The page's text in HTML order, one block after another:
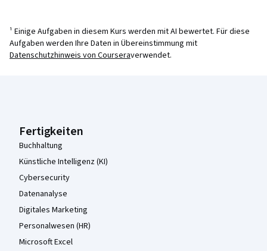
¹ Einige Aufgaben in diesem Kurs werden mit AI bewertet. Für diese
Aufgaben werden Ihre Daten in Übereinstimmung mit
Datenschutzhinweis von Courseraverwendet.
Fertigkeiten
Buchhaltung
Künstliche Intelligenz (KI)
Cybersecurity
Datenanalyse
Digitales Marketing
Personalwesen (HR)
Microsoft Excel